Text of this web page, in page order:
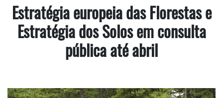
Estratégia europeia das Florestas e
Estratégia dos Solos em consulta
pública até abril